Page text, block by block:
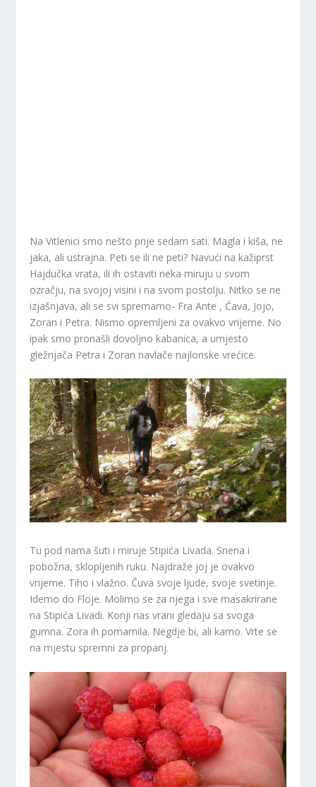
Na Vitlenici smo nešto prije sedam sati. Magla i kiša, ne
jaka, ali ustrajna. Peti se ili ne peti? Navući na kažiprst
Hajdučka vrata, ili ih ostaviti neka miruju u svom
ozračju, na svojoj visini i na svom postolju. Nitko se ne
izjašnjava, ali se svi spremamo- Fra Ante , Ćava, Jojo,
Zoran i Petra. Nismo opremljeni za ovakvo vrijeme. No
ipak smo pronašli dovoljno kabanica, a umjesto
gležnjača Petra i Zoran navlače najlonske vrećice.
Tu pod nama šuti i miruje Stipića Livada. Snena i
pobožna, sklopljenih ruku. Najdraže joj je ovakvo
vrijeme. Tiho i vlažno. Čuva svoje ljude, svoje svetinje.
Idemo do Floje. Molimo se za njega i sve masakrirane
na Stipića Livadi. Konji nas vrani gledaju sa svoga
gumna. Zora ih pomamila. Negdje bi, ali kamo. Vrte se
na mjestu spremni za propanj.